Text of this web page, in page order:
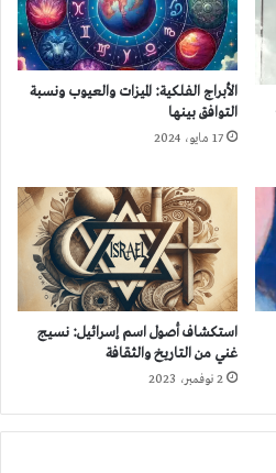
الأبراج الفلكية: الميزات والعيوب ونسبة
التوافق بينها
17 مايو، 2024
استكشاف أصول اسم إسرائيل: نسيج
غني من التاريخ والثقافة
2 نوفمبر، 2023